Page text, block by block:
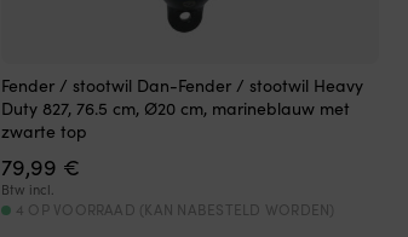
Fender / stootwil Dan-Fender / stootwil Heavy
Duty 827, 76.5 cm, Ø20 cm, marineblauw met
zwarte top
79,99 €
Btw incl.
4 OP VOORRAAD (KAN NABESTELD WORDEN)